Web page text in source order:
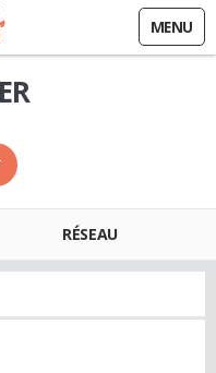
MENU
RÉSEAU